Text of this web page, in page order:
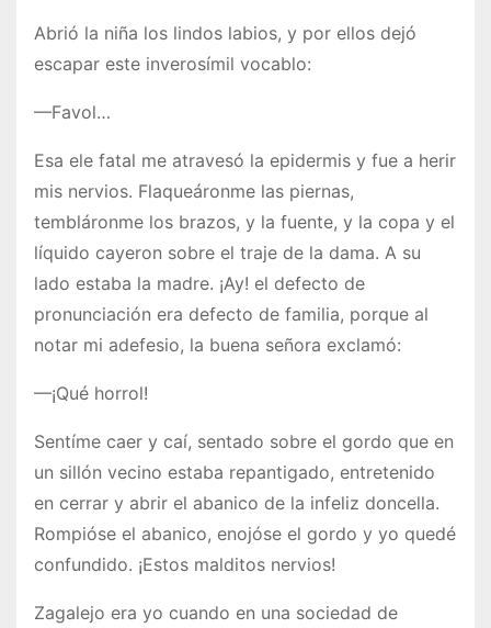
Abrió la niña los lindos labios, y por ellos dejó
escapar este inverosímil vocablo:
—Favol…
Esa ele fatal me atravesó la epidermis y fue a herir
mis nervios. Flaqueáronme las piernas,
tembláronme los brazos, y la fuente, y la copa y el
líquido cayeron sobre el traje de la dama. A su
lado estaba la madre. ¡Ay! el defecto de
pronunciación era defecto de familia, porque al
notar mi adefesio, la buena señora exclamó:
—¡Qué horrol!
Sentíme caer y caí, sentado sobre el gordo que en
un sillón vecino estaba repantigado, entretenido
en cerrar y abrir el abanico de la infeliz doncella.
Rompióse el abanico, enojóse el gordo y yo quedé
confundido. ¡Estos malditos nervios!
Zagalejo era yo cuando en una sociedad de